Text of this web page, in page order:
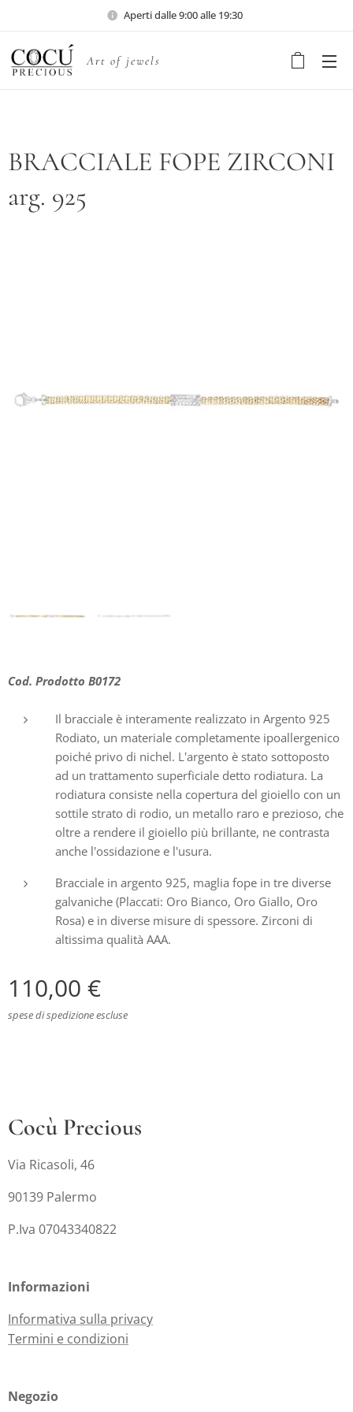
Aperti dalle 9:00 alle 19:30
Art of jewels
BRACCIALE FOPE ZIRCONI
arg. 925
Cod. Prodotto B0172
Il bracciale è interamente realizzato in Argento 925
Rodiato, un materiale completamente ipoallergenico
poiché privo di nichel. L'argento è stato sottoposto
ad un trattamento superficiale detto rodiatura. La
rodiatura consiste nella copertura del gioiello con un
sottile strato di rodio, un metallo raro e prezioso, che
oltre a rendere il gioiello più brillante, ne contrasta
anche l'ossidazione e l'usura.
Bracciale in argento 925, maglia fope in tre diverse
galvaniche (Placcati: Oro Bianco, Oro Giallo, Oro
Rosa) e in diverse misure di spessore. Zirconi di
altissima qualità AAA.
110,00 €
spese di spedizione escluse
Cocù Precious
Via Ricasoli, 46
90139 Palermo
P.Iva 07043340822
Informazioni
Informativa sulla privacy
Termini e condizioni
Negozio